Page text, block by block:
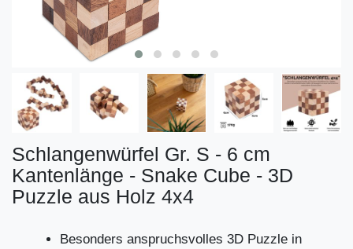
Schlangenwürfel Gr. S - 6 cm
Kantenlänge - Snake Cube - 3D
Puzzle aus Holz 4x4
Besonders anspruchsvolles 3D Puzzle in